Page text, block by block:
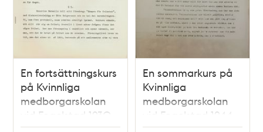
En fortsättningskurs
på Kvinnliga
medborgarskolan
vid Fogelstad 1930
En sommarkurs på
Kvinnliga
medborgarskolan
vid Fogelstad 1944